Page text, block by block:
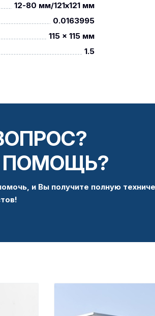
12-80 мм/121x121 мм
0.0163995
115 x 115 мм
1.5
и Вы получите полную